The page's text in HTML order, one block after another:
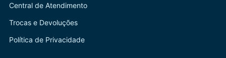
Central de Atendimento
Trocas e Devoluções
Política de Privacidade